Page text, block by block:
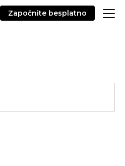
Započnite besplatno